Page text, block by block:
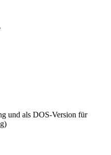
und als DOS-Version für